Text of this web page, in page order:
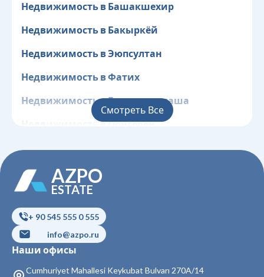
Недвижимость в Башакшехир
Недвижимость в Бакыркёй
Недвижимость в Эюпсултан
Недвижимость в Фатих
Недвижимость в Газиосманпаша
Недвижимость в Гюнгёрен
Недвижимость в Кагытхане
Недвижимость в Кючюкчекмедже
Недвижимость в Бейоглу
Недвижимость в Байрампаша
Недвижимость в Бешикташ
Недвижимость в Сарыер
Смотреть Все
AZPO
ESTATE
+ 90 545 555 0 555
info@azpo.ru
Наши офисы
Cumhuriyet Mahallesi Keykubat Bulvarı 270A/14